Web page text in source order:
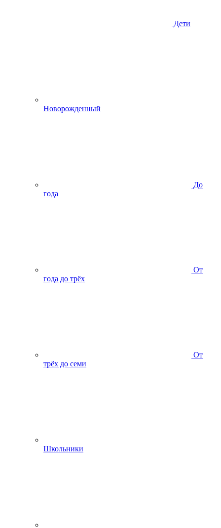
Дети
Новорожденный
До
года
От
года до трёх
От
трёх до семи
Школьники